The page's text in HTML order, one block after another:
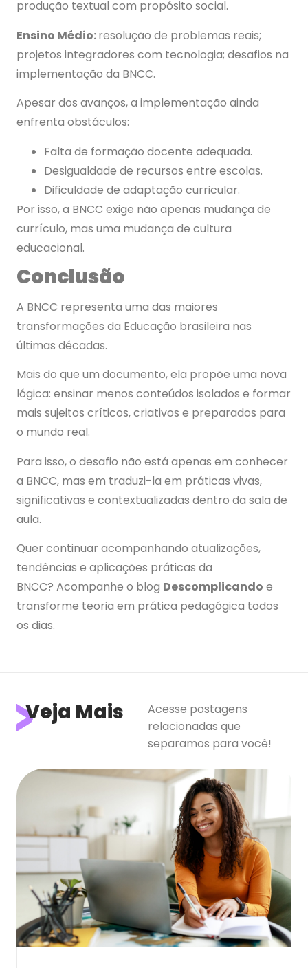
produção textual com propósito social.
Ensino Médio:resolução de problemas reais;
projetos integradores com tecnologia; desafios na
implementação da BNCC.
Apesar dos avanços, a implementação ainda
enfrenta obstáculos:
Falta de formação docente adequada.
Desigualdade de recursos entre escolas.
Dificuldade de adaptação curricular.
Por isso, a BNCC exige não apenas mudança de
currículo, mas uma mudança de cultura
educacional.
Conclusão
A BNCC representa uma das maiores
transformações da Educação brasileira nas
últimas décadas.
Mais do que um documento, ela propõe uma nova
lógica: ensinar menos conteúdos isolados e formar
mais sujeitos críticos, criativos e preparados para
o mundo real.
Para isso, o desafio não está apenas em conhecer
a BNCC, mas em traduzi-la em práticas vivas,
significativas e contextualizadas dentro da sala de
aula.
Quer continuar acompanhando atualizações,
tendências e aplicações práticas da
BNCC? Acompanhe o blog Descomplicando e
transforme teoria em prática pedagógica todos
os dias.
Veja Mais
Acesse postagens
relacionadas que
separamos para você!